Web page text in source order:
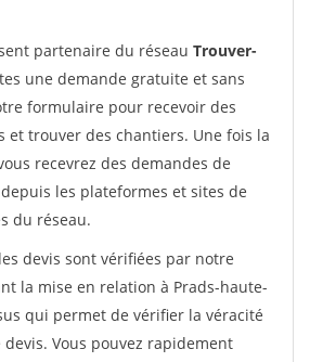
partenaire du réseau Trouver-
une demande gratuite et sans
formulaire pour recevoir des
et trouver des chantiers. Une fois la
recevrez des demandes de
les plateformes et sites de
du réseau.
devis sont vérifiées par notre
la mise en relation à Prads-haute-
qui permet de vérifier la véracité
Vous pouvez rapidement